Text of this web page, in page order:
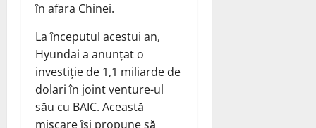
în afara Chinei.
La începutul acestui an,
Hyundai a anunțat o
investiție de 1,1 miliarde de
dolari în joint venture-ul
său cu BAIC. Această
mișcare își propune să